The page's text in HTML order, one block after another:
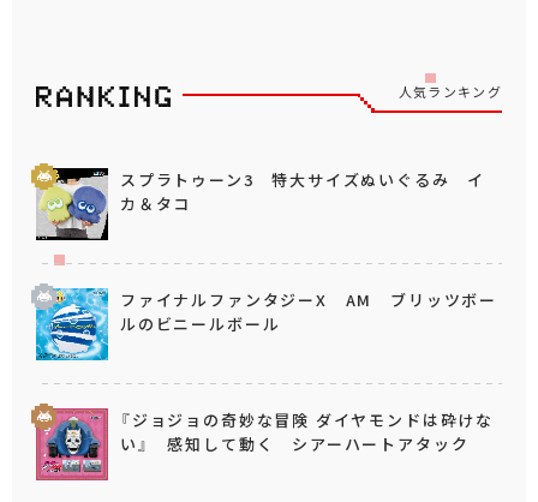
人気ランキング
スプラトゥーン3 特大サイズぬいぐるみ イ
カ＆タコ
ファイナルファンタジーX AM ブリッツボー
ルのビニールボール
『ジョジョの奇妙な冒険 ダイヤモンドは砕けな
い』 感知して動く シアーハートアタック